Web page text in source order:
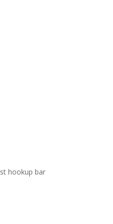
hookup bar